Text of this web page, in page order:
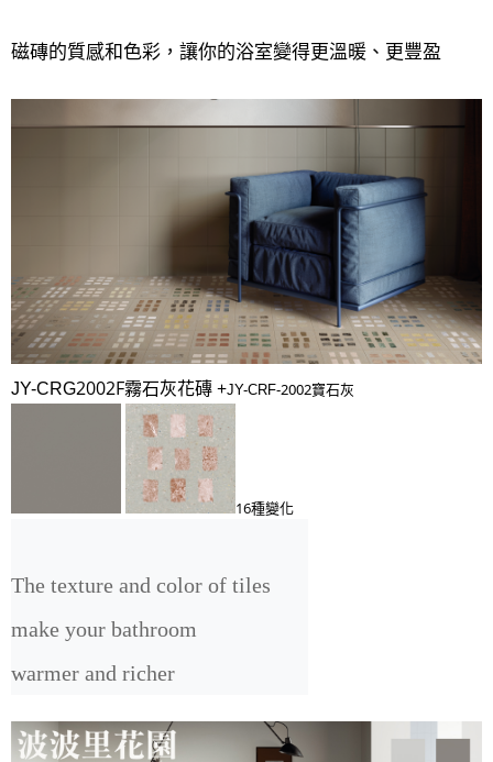
磁磚的質感和色彩，讓你的浴室變得更溫暖、更豐盈
JY-CRG2002F霧石灰花磚 +JY-CRF-2002寶石灰
16種變化
The texture and color of tiles
make your bathroom
warmer and richer